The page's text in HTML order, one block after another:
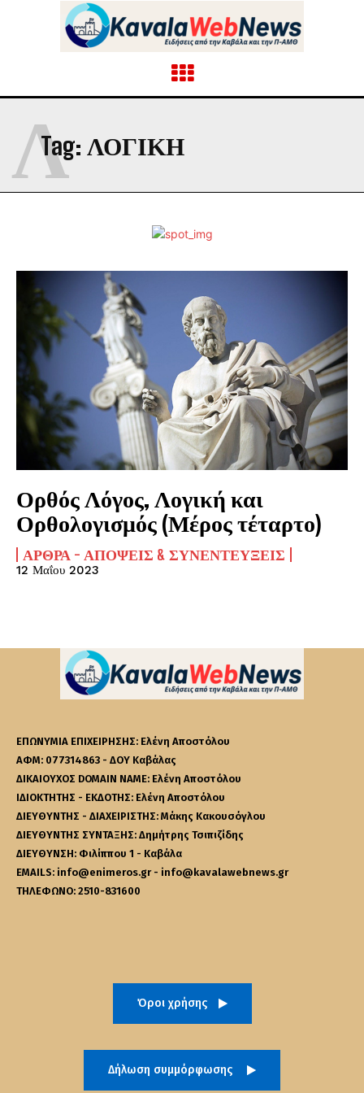
Tag: ΛΟΓΙΚΉ
Λ
Ορθός Λόγος, Λογική και
Ορθολογισμός (Μέρος τέταρτο)
ΆΡΘΡΑ - ΑΠΌΨΕΙΣ & ΣΥΝΕΝΤΕΎΞΕΙΣ
12 Μαΐου 2023
ΕΠΩΝΥΜΙΑ ΕΠΙΧΕΙΡΗΣΗΣ: Ελένη Αποστόλου
ΑΦΜ: 077314863 - ΔΟΥ Καβάλας
ΔΙΚΑΙΟΥΧΟΣ DOMAIN NAME: Ελένη Αποστόλου
ΙΔΙΟΚΤΗΤΗΣ - ΕΚΔΟΤΗΣ: Ελένη Αποστόλου
ΔΙΕΥΘΥΝΤΗΣ - ΔΙΑΧΕΙΡΙΣΤΗΣ: Μάκης Κακουσόγλου
ΔΙΕΥΘΥΝΤΗΣ ΣΥΝΤΑΞΗΣ: Δημήτρης Τσιπιζίδης
ΔΙΕΥΘΥΝΣΗ: Φιλίππου 1 - Καβάλα
EMAILS: info@enimeros.gr - info@kavalawebnews.gr
ΤΗΛΕΦΩΝΟ: 2510-831600
Όροι χρήσης
Δήλωση συμμόρφωσης